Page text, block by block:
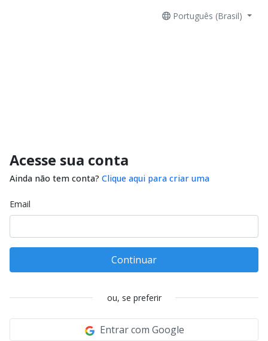
Português (Brasil)
Acesse sua conta
Ainda não tem conta? Clique aqui para criar uma
Email
Continuar
ou, se preferir
Entrar com Google